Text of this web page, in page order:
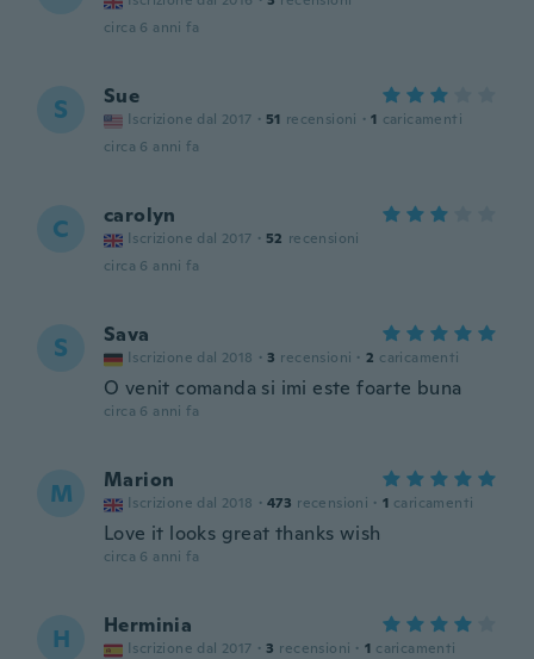
circa 6 anni fa
S Sue
Iscrizione dal 2017 · 51 recensioni · 1 caricamenti
circa 6 anni fa
C carolyn
Iscrizione dal 2017 · 52 recensioni
circa 6 anni fa
S Sava
Iscrizione dal 2018 · 3 recensioni · 2 caricamenti
O venit comanda si imi este foarte buna
circa 6 anni fa
M Marion
Iscrizione dal 2018 · 473 recensioni · 1 caricamenti
Love it looks great thanks wish
circa 6 anni fa
H Herminia
Iscrizione dal 2017 · 3 recensioni · 1 caricamenti